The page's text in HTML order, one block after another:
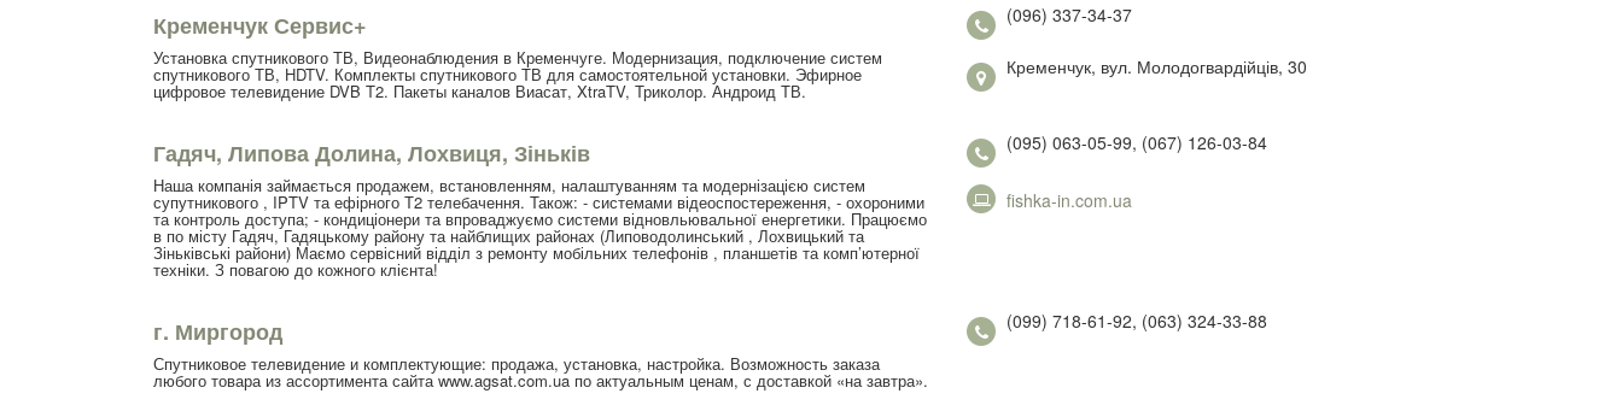
Кременчук Сервис+
Установка спутникового ТВ, Видеонаблюдения в Кременчуге. Модернизация, подключение систем
спутникового ТВ, HDTV. Комплекты спутникового ТВ для самостоятельной установки. Эфирное
цифровое телевидение DVB T2. Пакеты каналов Виасат, XtraTV, Триколор. Андроид ТВ.
(096) 337-34-37
Кременчук, вул. Молодогвардійців, 30
Гадяч, Липова Долина, Лохвиця, Зіньків
Наша компанія займається продажем, встановленням, налаштуванням та модернізацією систем
супутникового , IPTV та ефірного Т2 телебачення. Також: - системами відеоспостереження, - охороними
та контроль доступа; - кондиціонери та впроваджуємо системи відновльювальної енергетики. Працюємо
в по місту Гадяч, Гадяцькому району та найблищих районах (Липоводолинський , Лохвицький та
Зіньківські райони) Маємо сервісний відділ з ремонту мобільних телефонів , планшетів та комп’ютерної
техніки. З повагою до кожного клієнта!
(095) 063-05-99, (067) 126-03-84
fishka-in.com.ua
г. Миргород
Спутниковое телевидение и комплектующие: продажа, установка, настройка. Возможность заказа
любого товара из ассортимента сайта www.agsat.com.ua по актуальным ценам, с доставкой «на завтра».
(099) 718-61-92, (063) 324-33-88